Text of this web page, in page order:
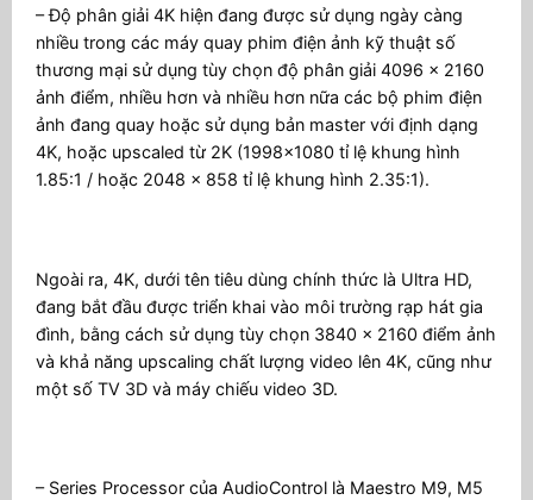
– Độ phân giải 4K hiện đang được sử dụng ngày càng
nhiều trong các máy quay phim điện ảnh kỹ thuật số
thương mại sử dụng tùy chọn độ phân giải 4096 x 2160
ảnh điểm, nhiều hơn và nhiều hơn nữa các bộ phim điện
ảnh đang quay hoặc sử dụng bản master với định dạng
4K, hoặc upscaled từ 2K (1998×1080 tỉ lệ khung hình
1.85:1 / hoặc 2048 x 858 tỉ lệ khung hình 2.35:1).
Ngoài ra, 4K, dưới tên tiêu dùng chính thức là Ultra HD,
đang bắt đầu được triển khai vào môi trường rạp hát gia
đình, bằng cách sử dụng tùy chọn 3840 x 2160 điểm ảnh
và khả năng upscaling chất lượng video lên 4K, cũng như
một số TV 3D và máy chiếu video 3D.
– Series Processor của AudioControl là Maestro M9, M5